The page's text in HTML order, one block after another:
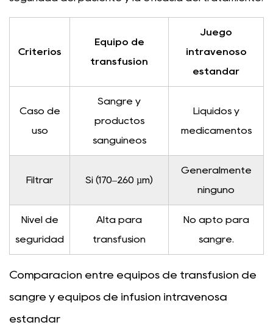
Criterios
Equipo de
transfusión
Juego
intravenoso
estándar
Caso de
uso
Sangre y
productos
sanguíneos
Líquidos y
medicamentos
Filtrar Sí (170–260 µm)
Generalmente
ninguno
Nivel de
seguridad
Alta para
transfusión
No apto para
sangre.
Comparación entre equipos de transfusión de
sangre y equipos de infusión intravenosa
estándar